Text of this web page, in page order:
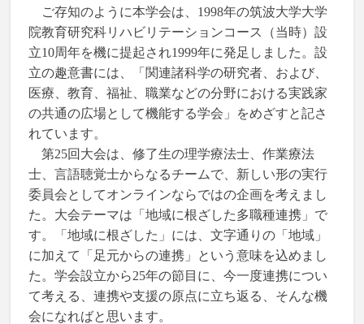
ご存知のように本学会は、1998年の筑波大学大学
院教育研究科リハビリテーションコース（当時）設
立10周年を機に提起され1999年に発足しました。設
立の趣意書には、「関連諸科学の研究者、および、
医療、教育、福祉、職業などの分野における実践家
の共通の広場として機能する学会」をめざすと記さ
れています。
第25回大会は、修了生の理学療法士、作業療法
士、言語聴覚士からなるチームで、新しい形の実行
委員会としてオンラインならではの企画を考えまし
た。大会テーマは「地域に根ざした多職種連携」で
す。「地域に根ざした」には、文字通りの「地域」
に加えて「足元からの連携」という意味を込めまし
た。学会設立から25年の節目に、今一度連携につい
て考える、連携や支援の原点に立ち返る、そんな機
会になればと思います。